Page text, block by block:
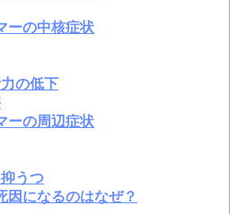
ーの中核症状
の低下
ーの周辺症状
うつ
因になるのはなぜ？